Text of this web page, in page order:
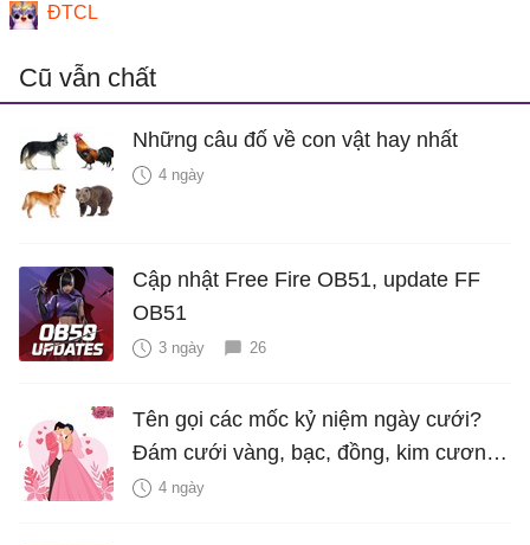
ĐTCL
Cũ vẫn chất
Những câu đố về con vật hay nhất
4 ngày
Cập nhật Free Fire OB51, update FF
OB51
3 ngày 26
Tên gọi các mốc kỷ niệm ngày cưới?
Đám cưới vàng, bạc, đồng, kim cương
là bao nhiêu năm?
4 ngày